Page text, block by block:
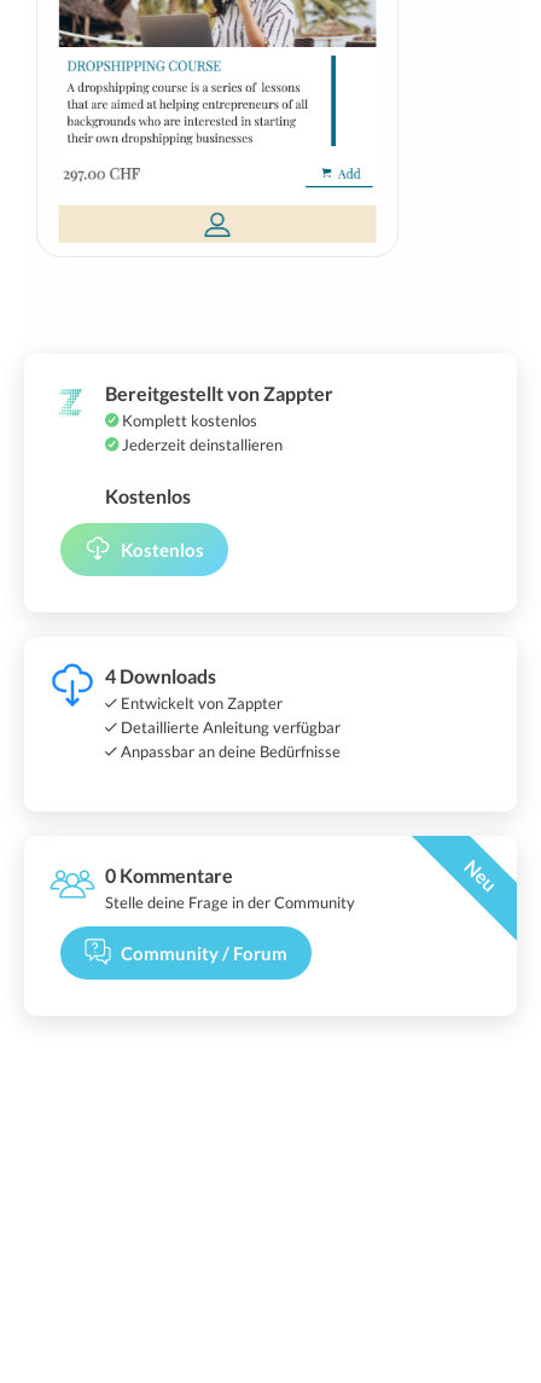
Bereitgestellt von Zappter
Komplett kostenlos
Jederzeit deinstallieren
Kostenlos
Kostenlos
4 Downloads
Entwickelt von Zappter
Detaillierte Anleitung verfügbar
Anpassbar an deine Bedürfnisse
0 Kommentare Neu
Stelle deine Frage in der Community
Community / Forum